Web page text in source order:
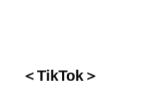
＜TikTok＞